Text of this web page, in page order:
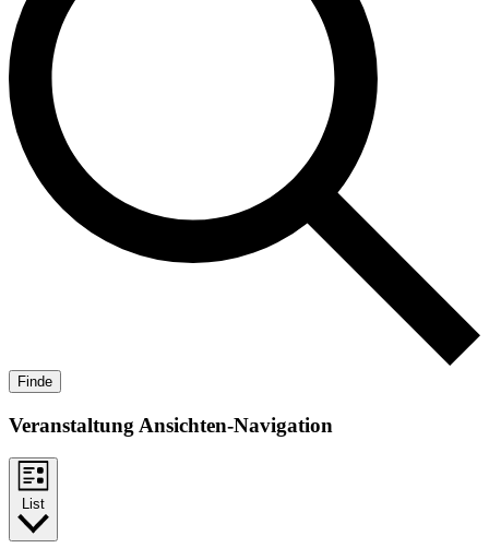
Finde
Veranstaltung Ansichten-Navigation
List